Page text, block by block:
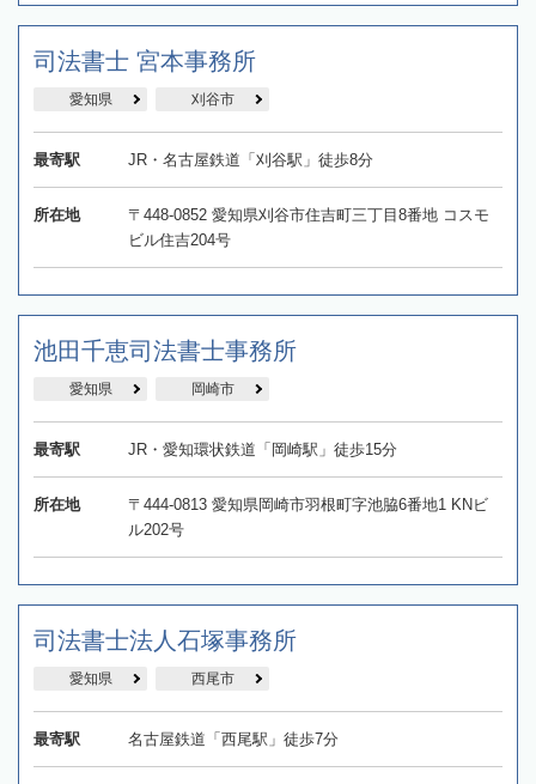
司法書士 宮本事務所
愛知県 刈谷市
最寄駅 JR・名古屋鉄道「刈谷駅」徒歩8分
所在地
〒448-0852 愛知県刈谷市住吉町三丁目8番地 コスモ
ビル住吉204号
池田千恵司法書士事務所
愛知県 岡崎市
最寄駅 JR・愛知環状鉄道「岡崎駅」徒歩15分
所在地
〒444-0813 愛知県岡崎市羽根町字池脇6番地1 KNビ
ル202号
司法書士法人石塚事務所
愛知県 西尾市
最寄駅 名古屋鉄道「西尾駅」徒歩7分